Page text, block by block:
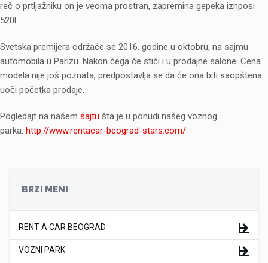
reč o prtljažniku on je veoma prostran, zapremina gepeka iznposi
520l.
Svetska premijera održaće se 2016. godine u oktobru, na sajmu
automobila u Parizu. Nakon čega će stići i u prodajne salone. Cena
modela nije još poznata, predpostavlja se da će ona biti saopštena
uoči početka prodaje.
Pogledajt na našem sajtu šta je u ponudi našeg voznog
parka: http://www.rentacar-beograd-stars.com/
BRZI MENI
RENT A CAR BEOGRAD
VOZNI PARK